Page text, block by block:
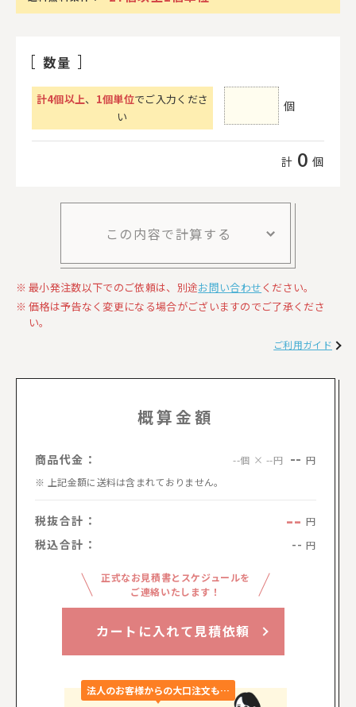
数量
計4個以上、 1個単位でご入力くださ
い
個
計 0 個
この内容で計算する
最小発注数以下でのご依頼は、別途お問い合わせください。
価格は予告なく変更になる場合がございますのでご了承くださ
い。
ご利用ガイド
概算金額
商品代金： --個 × --円 -- 円
上記金額に送料は含まれておりません。
税抜合計： -- 円
税込合計： -- 円
正式なお見積書とスケジュールを
ご連絡いたします！
カートに入れて見積依頼
法人のお客様からの大口注文も…